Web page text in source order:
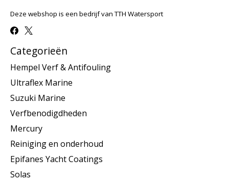
Deze webshop is een bedrijf van TTH Watersport
Categorieën
Hempel Verf & Antifouling
Ultraflex Marine
Suzuki Marine
Verfbenodigdheden
Mercury
Reiniging en onderhoud
Epifanes Yacht Coatings
Solas